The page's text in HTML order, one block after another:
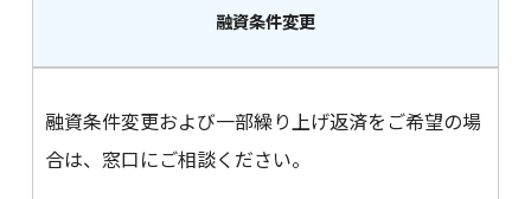
融資条件変更
融資条件変更および一部繰り上げ返済をご希望の場
合は、窓口にご相談ください。